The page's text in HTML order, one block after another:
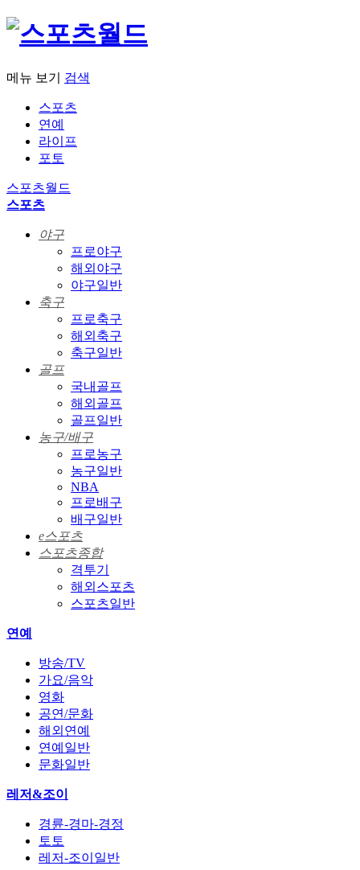
메뉴 보기 검색
스포츠
연예
라이프
포토
스포츠월드
스포츠
야구
프로야구
해외야구
야구일반
축구
프로축구
해외축구
축구일반
골프
국내골프
해외골프
골프일반
농구/배구
프로농구
농구일반
NBA
프로배구
배구일반
e스포츠
스포츠종합
격투기
해외스포츠
스포츠일반
연예
방송/TV
가요/음악
영화
공연/문화
해외연예
연예일반
문화일반
레저&조이
경륜-경마-경정
토토
레저-조이일반